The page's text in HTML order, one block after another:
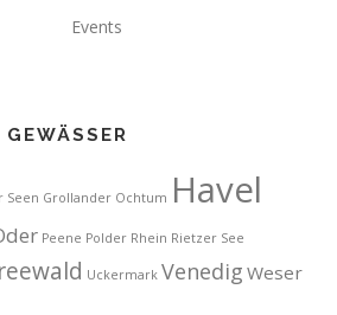
Events
Seen Grollander Ochtum Havel
Peene Polder Rhein Rietzer See
Uckermark Venedig Weser